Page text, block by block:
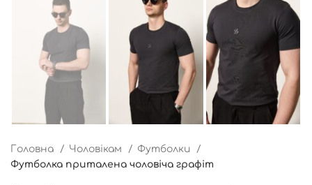
Головна Чоловікам
Футболки
Футболка приталена чоловіча графіт